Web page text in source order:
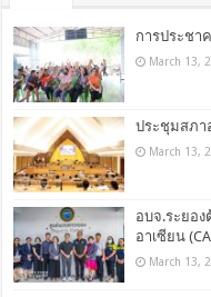
การประช
March 13,
ประชุมสภา
March 13,
อบจ.ระยอ
อาเซียน
March 13,